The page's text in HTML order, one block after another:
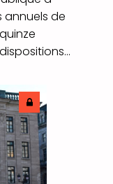
annuels de